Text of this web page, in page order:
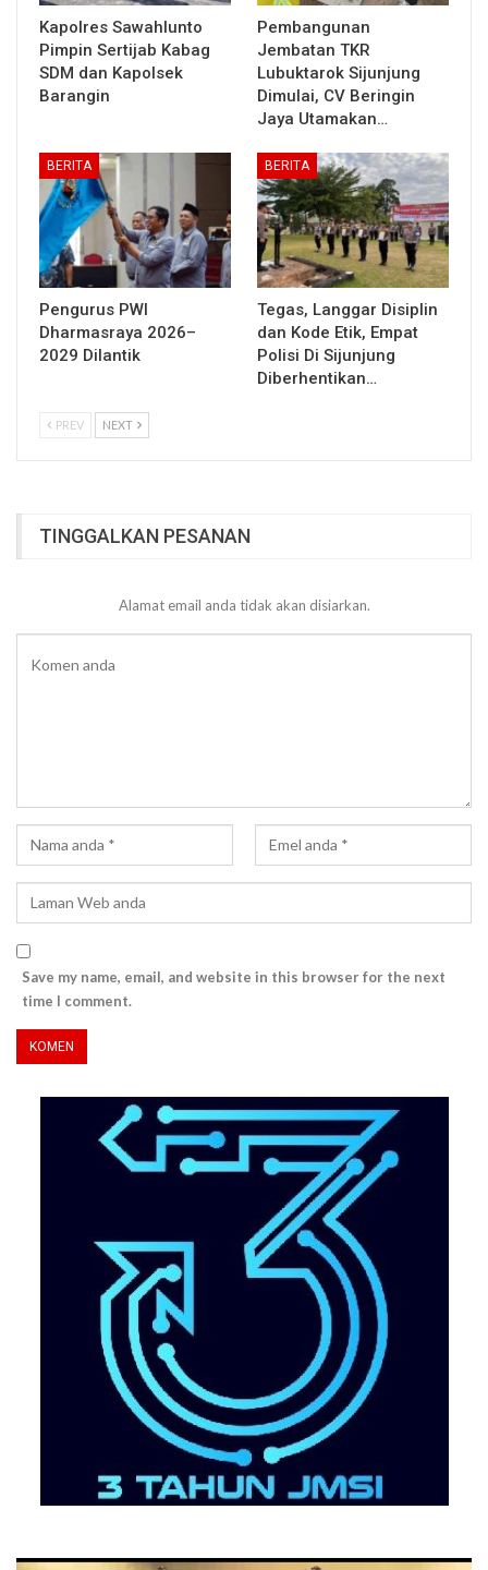
Kapolres Sawahlunto
Pimpin Sertijab Kabag
SDM dan Kapolsek
Barangin
Pembangunan
Jembatan TKR
Lubuktarok Sijunjung
Dimulai, CV Beringin
Jaya Utamakan…
BERITA
Pengurus PWI
Dharmasraya 2026–
2029 Dilantik
BERITA
Tegas, Langgar Disiplin
dan Kode Etik, Empat
Polisi Di Sijunjung
Diberhentikan…
PREV NEXT
TINGGALKAN PESANAN
Alamat email anda tidak akan disiarkan.
Save my name, email, and website in this browser for the next
time I comment.